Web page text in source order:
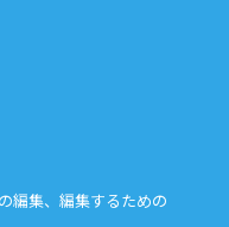
編集、編集するための